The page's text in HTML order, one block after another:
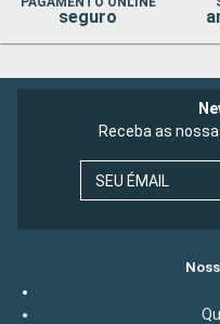
seguro
Receba as
SEU ÉMAIL